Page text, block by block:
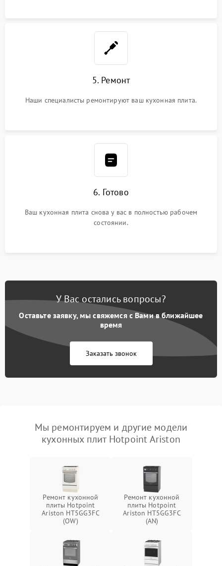
5. Ремонт
Наши специалисты ремонтируют ваш кухонная плита.
6. Готово
Ваш кухонная плита снова у вас в полностью рабочем
состоянии.
У Вас остались вопросы?
Оставьте заявку, мы свяжемся с Вами в ближайшее
время
Заказать звонок
Мы ремонтируем и другие модели
кухонных плит Hotpoint Ariston
Ремонт кухонной
плиты Hotpoint
Ariston HT5GG3FC
(OW)
Ремонт кухонной
плиты Hotpoint
Ariston HT5GG3FC
(AN)